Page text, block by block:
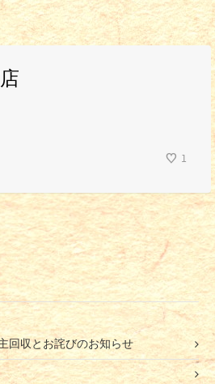
1
回収とお詫びのお知らせ